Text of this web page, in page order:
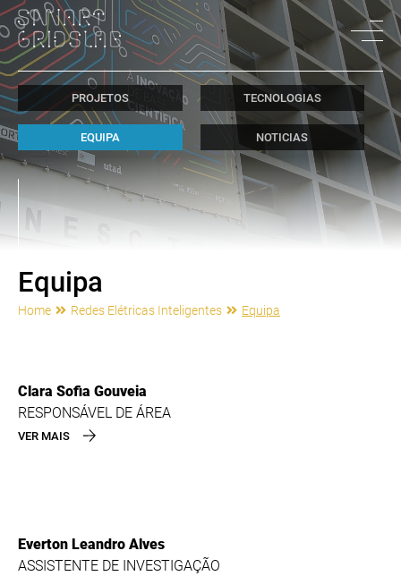
PROJETOS TECNOLOGIAS
EQUIPA NOTICIAS
Equipa
Home Redes Elétricas Inteligentes Equipa
Clara Sofia Gouveia
RESPONSÁVEL DE ÁREA
VER MAIS
Everton Leandro Alves
ASSISTENTE DE INVESTIGAÇÃO